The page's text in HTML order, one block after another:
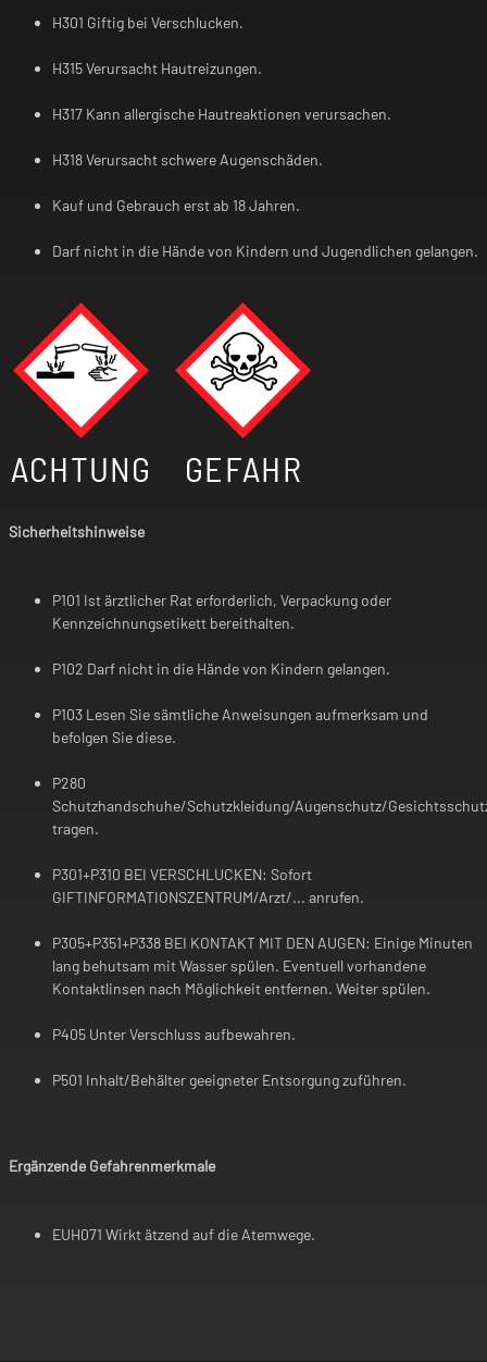
H301 Giftig bei Verschlucken.
H315 Verursacht Hautreizungen.
H317 Kann allergische Hautreaktionen verursachen.
H318 Verursacht schwere Augenschäden.
Kauf und Gebrauch erst ab 18 Jahren.
Darf nicht in die Hände von Kindern und Jugendlichen gelangen.
ACHTUNG GEFAHR
Sicherheitshinweise
P101 Ist ärztlicher Rat erforderlich, Verpackung oder
Kennzeichnungsetikett bereithalten.
P102 Darf nicht in die Hände von Kindern gelangen.
P103 Lesen Sie sämtliche Anweisungen aufmerksam und
befolgen Sie diese.
P280
Schutzhandschuhe/Schutzkleidung/Augenschutz/
tragen.
P301+P310 BEI VERSCHLUCKEN: Sofort
GIFTINFORMATIONSZENTRUM/Arzt/... anrufen.
P305+P351+P338 BEI KONTAKT MIT DEN AUGEN: Einige Minuten
lang behutsam mit Wasser spülen. Eventuell vorhandene
Kontaktlinsen nach Möglichkeit entfernen. Weiter spülen.
P405 Unter Verschluss aufbewahren.
P501 Inhalt/Behälter geeigneter Entsorgung zuführen.
Ergänzende Gefahrenmerkmale
EUH071 Wirkt ätzend auf die Atemwege.